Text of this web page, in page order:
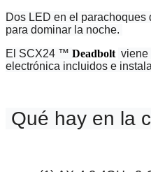
Dos LED en el
para dominar la noche.
El SCX24 ™ Deadbolt viene
electrónica incluidos e
Qué hay en la